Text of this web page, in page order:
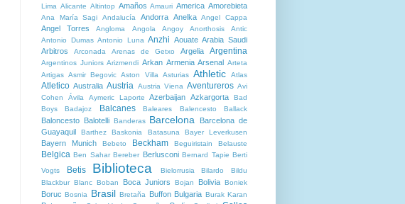
Lima Alicante Altintop Amaños Amauri America Amorebieta
Ana María Sagi Andalucía Andorra Anelka Angel Cappa
Angel Torres Angloma Angola Angoy Anorthosis
Antic
Antonio Dumas Antonio Luna Anzhi Aouate Arabia Saudi
Arbitros
Arconada Arenas de Getxo Argelia Argentina
Argentinos Juniors Arizmendi Arkan Armenia Arsenal Arteta
Artigas Asmir Begovic Aston Villa Asturias Athletic Atlas
Atletico Australia Austria Austria Viena Aventureros Avi
Cohen
Ávila Aymeric Laporte Azerbaijan Azkargorta
Bad
Boys
Badajoz Balcanes Baleares Balencesto Ballack
Baloncesto Balotelli Banderas Barcelona
Barcelona de
Guayaquil
Barthez Baskonia Batasuna Bayer Leverkusen
Bayern Munich Bebeto Beckham Beguiristain Belauste
Belgica Ben Sahar Bereber Berlusconi Bernard Tapie Berti
Vogts
Betis Biblioteca Bielorrusia Bilardo
Bildu
Blackbur Blanc Boban Boca Juniors Bojan Bolivia Boniek
Boruc Bosnia Brasil Bretaña Buffon Bulgaria Burak Karan